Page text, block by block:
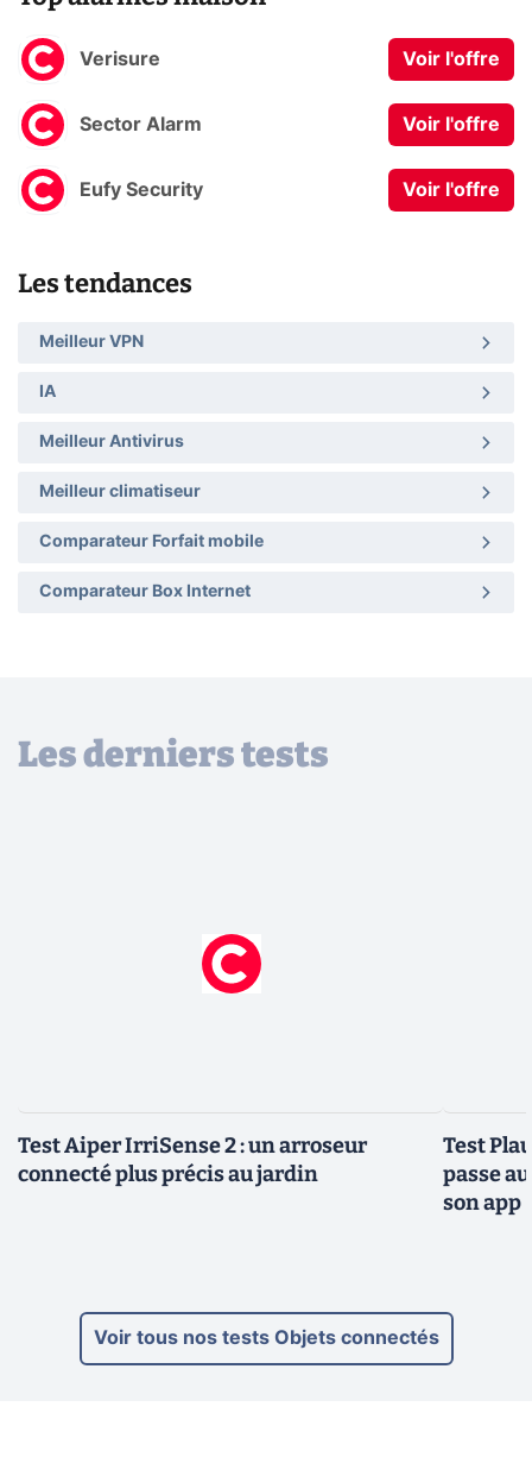
Verisure Voir l'offre
Sector Alarm Voir l'offre
Eufy Security Voir l'offre
Les tendances
Meilleur VPN
IA
Meilleur Antivirus
Meilleur climatiseur
Comparateur Forfait mobile
Comparateur Box Internet
Les derniers tests
Test Aiper IrriSense 2 : un arroseur
connecté plus précis au jardin
Test
passe
son app
Voir tous nos tests Objets connectés